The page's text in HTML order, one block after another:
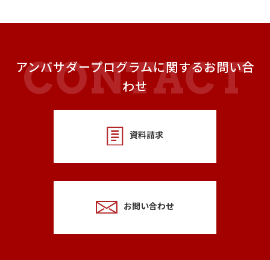
アンバサダープログラムに関するお問い合
わせ
資料請求
お問い合わせ